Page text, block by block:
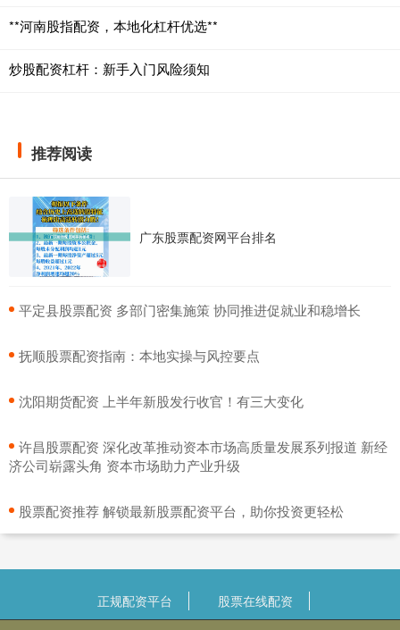
**河南股指配资，本地化杠杆优选**
炒股配资杠杆：新手入门风险须知
推荐阅读
广东股票配资网平台排名
​平定县股票配资 多部门密集施策 协同推进促就业和稳增长
​抚顺股票配资指南：本地实操与风控要点
​沈阳期货配资 上半年新股发行收官！有三大变化
​许昌股票配资 深化改革推动资本市场高质量发展系列报道 新经
济公司崭露头角 资本市场助力产业升级
​股票配资推荐 解锁最新股票配资平台，助你投资更轻松
正规配资平台 股票在线配资